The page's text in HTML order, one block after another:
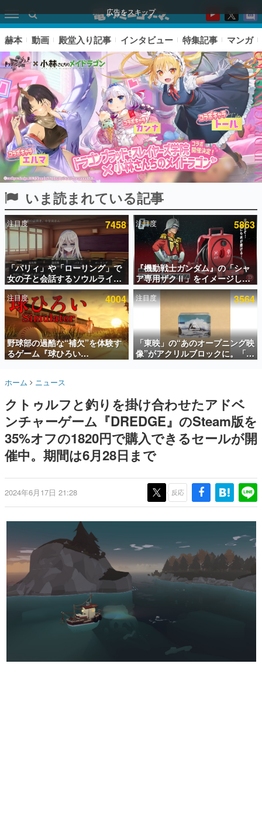
広告をスキップ
ピックアップ
電ファミのいま読まれている記事ランキング
アプリセール情報
インタビュー
連載・特集一覧
殿堂入り記事
SNS拡散数が数千以上！ ページビュー数万以上！ などな
ど。多くの人々に読まれた、電ファミ渾身の“殿堂入り”記
事をまとめました。
名作ゲームクリエイターの方々に製作時のエピソードをお
きます。
赫本
この物語を解いてはいけない。『赫本』は、〈試験問題〉
の形をした短編ホラー小説集です。
これからのデジタルゲーム市場を担う若きクリエイター達
の姿を追い、彼らのルーツと情熱を探っていきます。
ゲームに多大な影響を受けた作家さんに取材し、ゲームが
日本のコンテンツ産業やカルチャーに与えた影響を探る企
画です。
日本モバイルゲーム産業史
日本のモバイルゲーム史における主要なトピック・タイト
ルを網羅するほか、開発者へのインタビューや識者による
解説を掲載。約20年の歴史が一望できる決定版！
若ゲのいたり〜ゲームクリエイターの青春〜
『うつヌケ』『ペンと箸』等で知られるマンガ家・田中圭
一先生によるゲーム業界レポートマンガです。
赫本 動画 殿堂入り記事 インタビュー 特集記事 マンガ
いま読まれている記事
注目度 7458
「パリィ」や「ローリング」で
女の子と会話するソウルライク
恋愛ゲーム『小早川さんはソウ
ルライク』無料公開。返事に失
敗すると「YOU DIED」
注目度 5863
『機動戦士ガンダム』の「シャ
ア専用ザクⅡ」をイメージした
散水ホースリールが予約開始。
本体にはシャアのパーソナルマ
ークやジオン公国軍のエンブレ
ム、型式番号などを配置
注目度 4004
野球部の過酷な“補欠”を体験す
るゲーム『球ひろい
Simulator』が「1件」のウィッ
対応しSNSで話題に。『キング
プロ野球選手から称賛の声
注目度 3564
「東映」の“あのオープニング映
像”がアクリルブロックに。「東
映ヒストリカル グッズコレクシ
ホーム ニュース
クトゥルフと釣りを掛け合わせたアドベ
ンチャーゲーム『DREDGE』のSteam版を
35%オフの1820円で購入できるセールが開
催中。期間は6月28日まで
2024年6月17日 21:28 反応